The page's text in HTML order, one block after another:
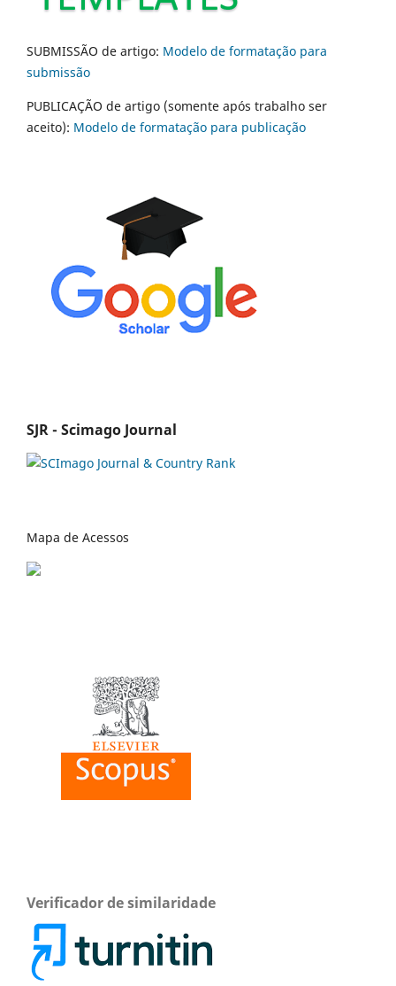
SUBMISSÃO de artigo: Modelo de formatação para
submissão
PUBLICAÇÃO de artigo (somente após trabalho ser
aceito): Modelo de formatação para publicação
SJR - Scimago Journal
Mapa de Acessos
Verificador de similaridade